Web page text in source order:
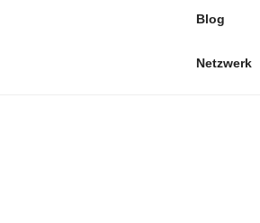
Blog
Netzwerk